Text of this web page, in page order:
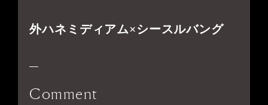
外ハネミディアム×シースルバング
Comment